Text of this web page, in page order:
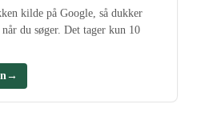
kilde på Google, så dukker
du søger. Det tager kun 10
→